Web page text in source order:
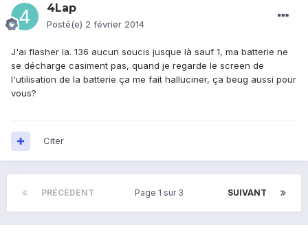
4Lap
Posté(e) 2 février 2014
J'ai flasher la. 136 aucun soucis jusque là sauf 1, ma batterie ne
se décharge casiment pas, quand je regarde le screen de
l'utilisation de la batterie ça me fait halluciner, ça beug aussi pour
vous?
Citer
PRÉCÉDENT SUIVANT
Page 1 sur 3